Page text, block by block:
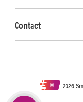
Contact
© 2026